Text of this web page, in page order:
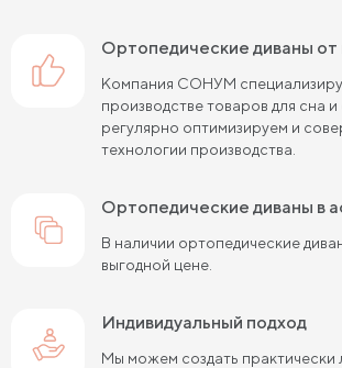
ортопедические диваны
Компания СОНУМ
производстве товаров для сна
регулярно оптимизируем и
технологии производства.
ортопедические диваны в
В наличии ортопедические
выгодной цене.
Индивидуальный подход
Мы можем создать